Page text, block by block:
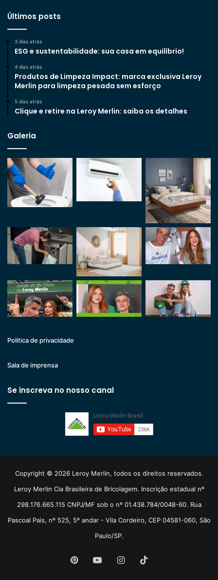
Últimos posts
3 dias atrás
ESG e sustentabilidade: sua casa em equilíbrio!
4 dias atrás
Produtos de Limpeza Impact: marca exclusiva Leroy
Merlin para limpeza pesada sem esforço
5 dias atrás
Clique e retire na Leroy Merlin: saiba os detalhes
Galeria
Politica de privacidade
Sala de imprensa
Se inscreva no nosso canal
Copyright © 2026 Leroy Merlin, todos os direitos reservados.
Leroy Merlin Cia Brasileira de Bricolagem. Inscrição estadual nº
298.176.665.115 CNPJ/MF sob o nº 01.438.784/0048-60. Rua
Pascoal Pais, nº 525, 5º andar - Vila Cordeiro, CEP 04581-060, São
Paulo/SP.
PinterestYouTubeInstagram